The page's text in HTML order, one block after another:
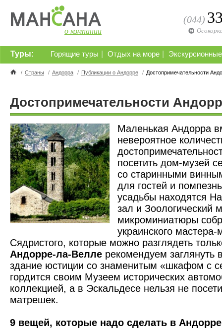
о компании
(044)
Горящие туры Отдых на море
Туры:
/ Страны / Андорра / Публикации о Андорре / Достопримечательности
Достопримечательности
Маленькая Андорра
невероятное
посетить дом-музей
со старинными
для гостей и
усадьбы находятся
зал и Зоологический
микроминиатюры
украинского
Сядристого, которые можно разглядеть
Андорре-ла-Велле рекомендуем
здание юстиции со знаменитым «шкафом с
гордится своим Музеем исторических
коллекцией, а в Эскальдесе нельзя не
матрешек.
9 вещей, которые надо сделать в